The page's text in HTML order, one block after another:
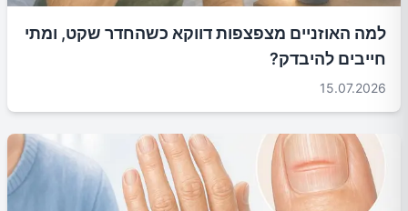
למה האוזניים מצפצפות דווקא כשהחדר שקט, ומתי
חייבים להיבדק?
15.07.2026